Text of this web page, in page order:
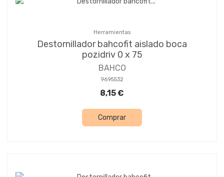
Herramientas
Destornillador bahcofit aislado boca
pozidriv 0 x 75
BAHCO
9695532
8,15 €
Comprar